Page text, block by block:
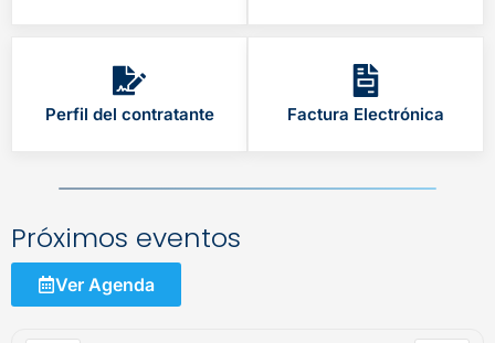
Perfil del contratante Factura Electrónica
Próximos eventos
Ver Agenda